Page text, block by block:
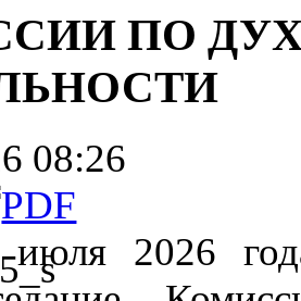
ПО
08:26
2026